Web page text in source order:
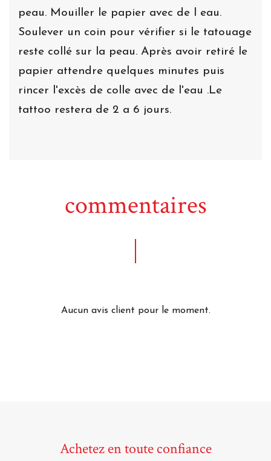
peau. Mouiller le papier avec de l eau.
Soulever un coin pour vérifier si le tatouage
reste collé sur la peau. Après avoir retiré le
papier attendre quelques minutes puis
rincer l'excès de colle avec de l'eau .Le
tattoo restera de 2 a 6 jours.
commentaires
Aucun avis client pour le moment.
Achetez en toute confiance